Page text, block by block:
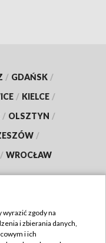
/ GDAŃSK /
/ KIELCE /
/ OLSZTYN /
/
/ WROCŁAW
zgody na
i zbierania danych,
i ich